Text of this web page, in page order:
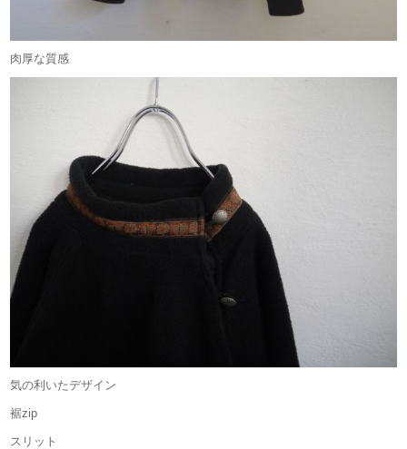
肉厚な質感
気の利いたデザイン
裾zip
スリット